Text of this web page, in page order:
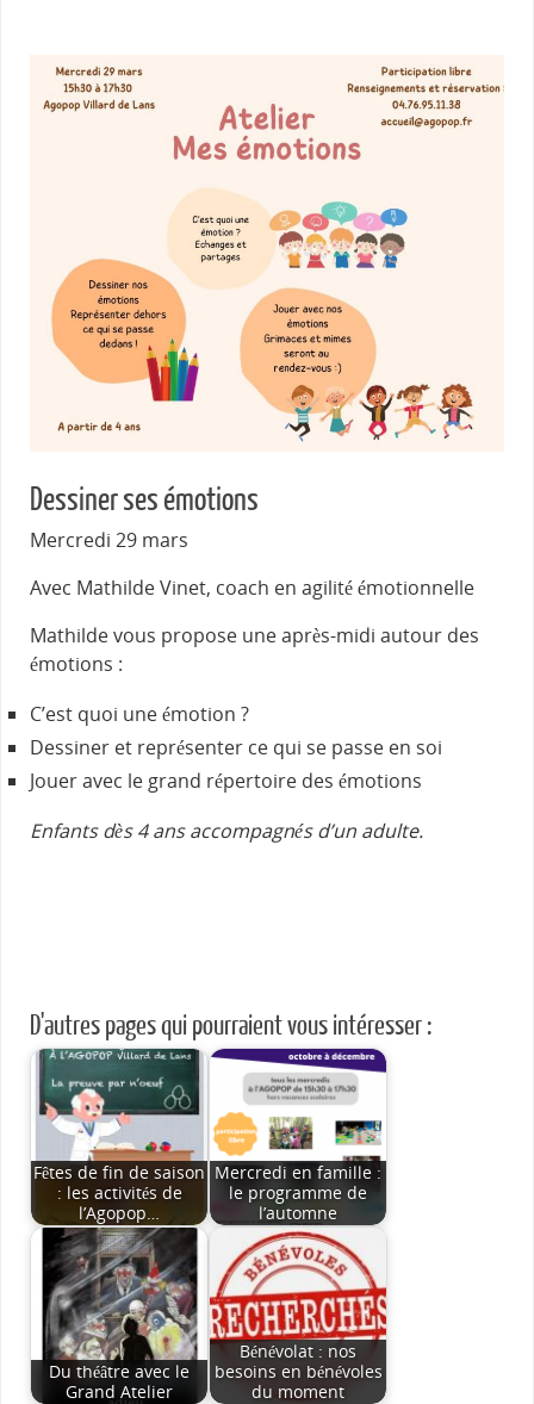
Dessiner ses émotions
Mercredi 29 mars
Avec Mathilde Vinet, coach en agilité émotionnelle
Mathilde vous propose une après-midi autour des
émotions :
C’est quoi une émotion ?
Dessiner et représenter ce qui se passe en soi
Jouer avec le grand répertoire des émotions
Enfants dès 4 ans accompagnés d’un adulte.
D'autres pages qui pourraient vous intéresser :
Fêtes de fin de saison
: les activités de
l’Agopop…
Mercredi en famille :
le programme de
l’automne
Du théâtre avec le
Grand Atelier
Bénévolat : nos
besoins en bénévoles
du moment